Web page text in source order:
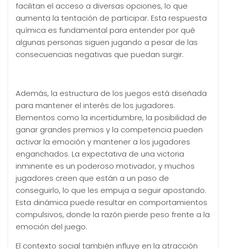
facilitan el acceso a diversas opciones, lo que
aumenta la tentación de participar. Esta respuesta
química es fundamental para entender por qué
algunas personas siguen jugando a pesar de las
consecuencias negativas que puedan surgir.
Además, la estructura de los juegos está diseñada
para mantener el interés de los jugadores.
Elementos como la incertidumbre, la posibilidad de
ganar grandes premios y la competencia pueden
activar la emoción y mantener a los jugadores
enganchados. La expectativa de una victoria
inminente es un poderoso motivador, y muchos
jugadores creen que están a un paso de
conseguirlo, lo que les empuja a seguir apostando.
Esta dinámica puede resultar en comportamientos
compulsivos, donde la razón pierde peso frente a la
emoción del juego.
El contexto social también influye en la atracción